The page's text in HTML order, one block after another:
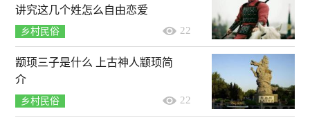
讲究这几个姓怎么自由恋爱
乡村民俗 22
颛顼三子是什么 上古神人颛顼简
介
乡村民俗 22